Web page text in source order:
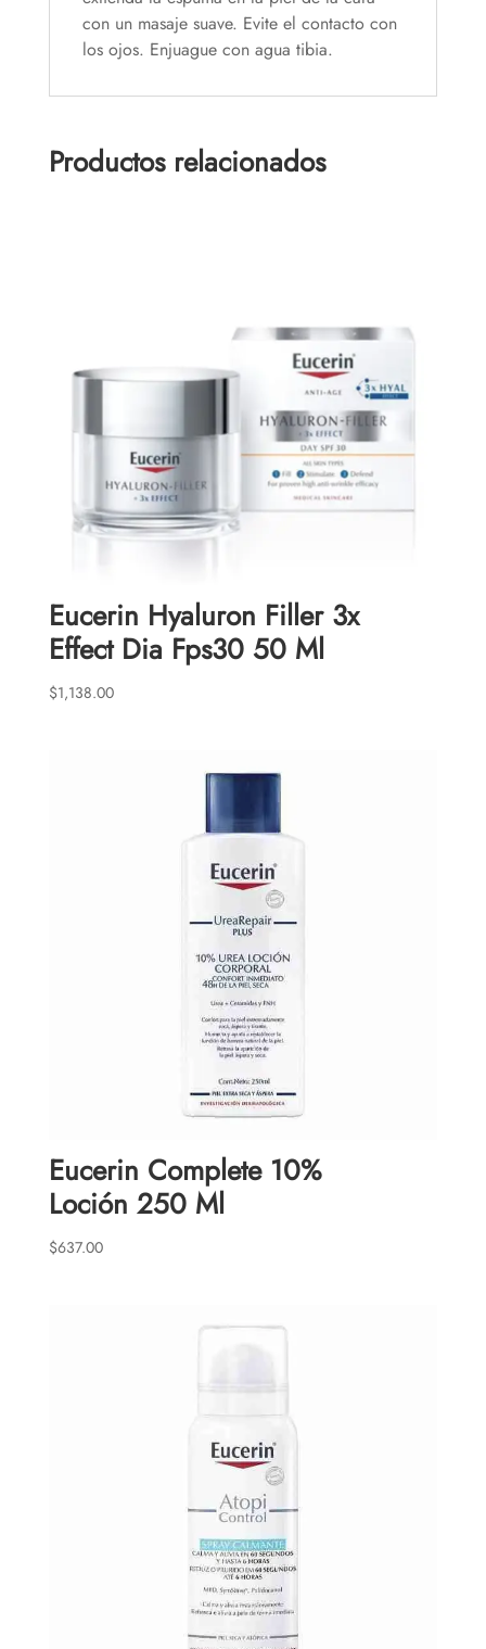
con un masaje suave. Evite el contacto con
los ojos. Enjuague con agua tibia.
Productos relacionados
Eucerin Hyaluron Filler 3x
Effect Dia Fps30 50 Ml
$1,138.00
Eucerin Complete 10%
Loción 250 Ml
$637.00